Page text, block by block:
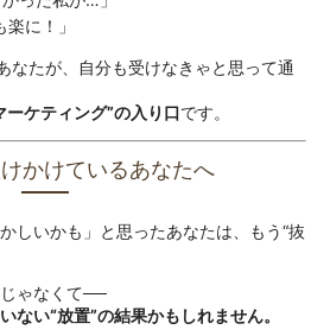
に！」
なたが、自分も受けなきゃと思って通
ーケティング”の入り口です。
かけているあなたへ
しいかも」と思ったあなたは、もう“抜
ゃなくて──
ない“放置”の結果かもしれません。